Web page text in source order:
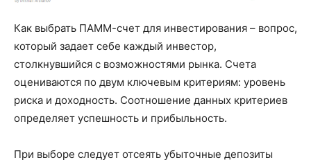
Как выбрать ПАММ-счет для инвестирования – вопрос,
который задает себе каждый инвестор,
столкнувшийся с возможностями рынка. Счета
оцениваются по двум ключевым критериям: уровень
риска и доходность. Соотношение данных критериев
определяет успешность и прибыльность.
При выборе следует отсеять убыточные депозиты